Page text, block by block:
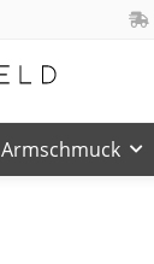
Armschmuck